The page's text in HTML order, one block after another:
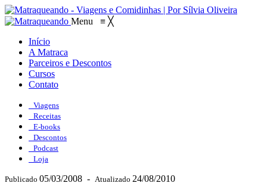
Menu ≡ ╳
Início
A Matraca
Parceiros e Descontos
Cursos
Contato
Viagens
Receitas
E-books
Descontos
Podcast
Loja
Publicado 05/03/2008 - Atualizado 24/08/2010